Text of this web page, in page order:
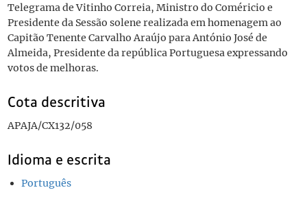
Telegrama de Vitinho Correia, Ministro do Coméricio e
Presidente da Sessão solene realizada em homenagem ao
Capitão Tenente Carvalho Araújo para António José de
Almeida, Presidente da república Portuguesa expressando
votos de melhoras.
Cota descritiva
APAJA/CX132/058
Idioma e escrita
Português